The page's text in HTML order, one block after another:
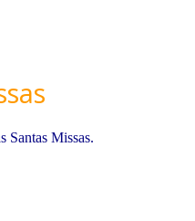
Santas Missas.